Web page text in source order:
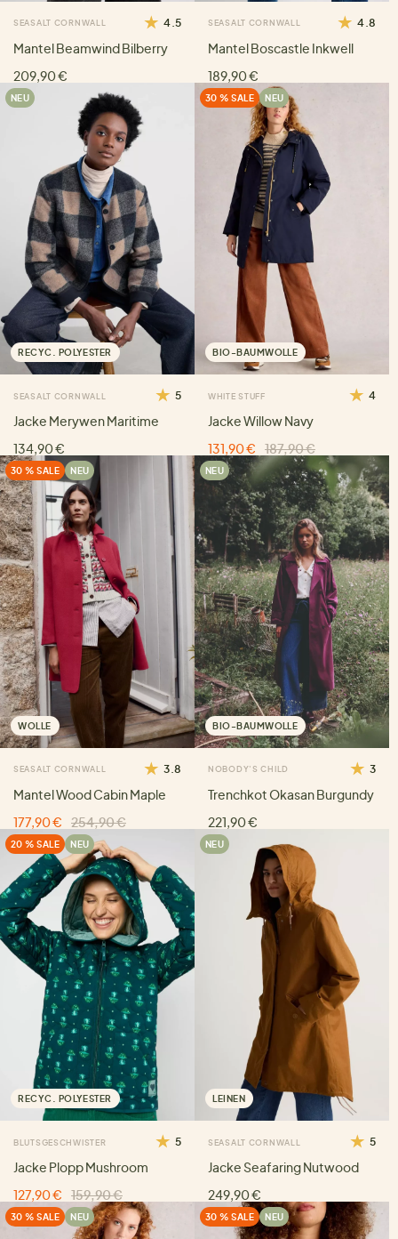
SEASALT CORNWALL 4.5
Mantel Beamwind Bilberry
209,90 €
SEASALT CORNWALL 4.8
Mantel Boscastle Inkwell
189,90 €
NEU
RECYC. POLYESTER
SEASALT CORNWALL 5
Jacke Merywen Maritime
134,90 €
30 % SALE NEU
BIO-BAUMWOLLE
WHITE STUFF 4
Jacke Willow Navy
131,90 €
187,90 €
30 % SALE NEU
WOLLE
SEASALT CORNWALL 3.8
Mantel Wood Cabin Maple
177,90 €
254,90 €
NEU
BIO-BAUMWOLLE
NOBODY'S CHILD 3
Trenchkot Okasan Burgundy
221,90 €
20 % SALE NEU
RECYC. POLYESTER
BLUTSGESCHWISTER 5
Jacke Plopp Mushroom
127,90 €
159,90 €
NEU
LEINEN
SEASALT CORNWALL 5
Jacke Seafaring Nutwood
249,90 €
30 % SALE NEU 30 % SALE NEU